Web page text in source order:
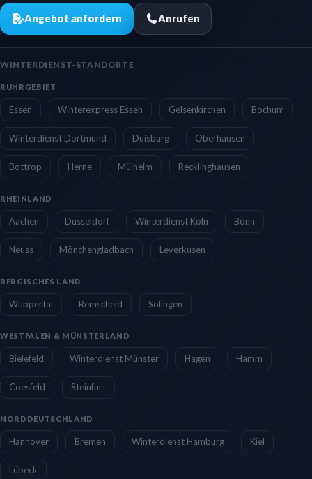
Angebot anfordern Anrufen
WINTERDIENST-STANDORTE
RUHRGEBIET
Essen Winterexpress Essen Gelsenkirchen Bochum
Winterdienst Dortmund Duisburg Oberhausen
Bottrop Herne Mülheim Recklinghausen
RHEINLAND
Aachen Düsseldorf Winterdienst Köln Bonn
Neuss Mönchengladbach Leverkusen
BERGISCHES LAND
Wuppertal Remscheid Solingen
WESTFALEN & MÜNSTERLAND
Bielefeld Winterdienst Münster Hagen Hamm
Coesfeld Steinfurt
NORDDEUTSCHLAND
Hannover Bremen Winterdienst Hamburg Kiel
Lübeck